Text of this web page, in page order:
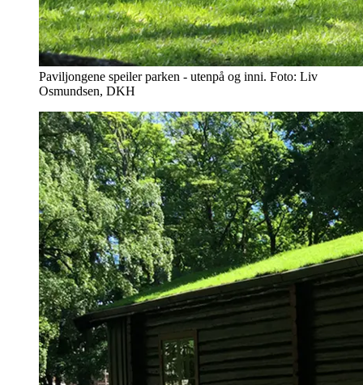
Paviljongene speiler parken - utenpå og inni. Foto: Liv
Osmundsen, DKH